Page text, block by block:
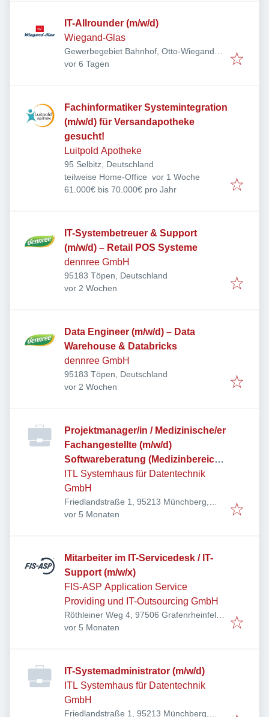
IT-Allrounder (m/w/d)
Wiegand-Glas
Gewerbegebiet Bahnhof, Otto-Wiegand-
Straße 9, 96361 Steinbach am Wald,
Veröffentlicht
vor 6 Tagen
Fachinformatiker Systemintegration
(m/w/d) für Versandapotheke
gesucht!
Luitpold Apotheke
95 Selbitz, Deutschland
teilweise Home-Office Veröffentlicht
vor 1 Woche
61.000€ bis 70.000€ pro Jahr
IT-Systembetreuer & Support
(m/w/d) – Retail POS Systeme
dennree GmbH
95183 Töpen, Deutschland
Veröffentlicht:
vor 2 Wochen
Data Engineer (m/w/d) – Data
Warehouse & Databricks
dennree GmbH
95183 Töpen, Deutschland
Veröffentlicht:
vor 2 Wochen
Projektmanager/in / Medizinische/er
Fachangestellte (m/w/d)
Softwareberatung (Medizinbereich)
mit Führungsverantwortung
ITL Systemhaus für Datentechnik
GmbH
Friedlandstraße 1, 95213 Münchberg,
Deutschland
Veröffentlicht:
vor 5 Monaten
Mitarbeiter im IT-Servicedesk / IT-
Support (m/w/x)
FIS-ASP Application Service
Providing und IT-Outsourcing GmbH
Röthleiner Weg 4, 97506 Grafenrheinfeld,
Deutschland
Veröffentlicht:
vor 5 Monaten
IT-Systemadministrator (m/w/d)
ITL Systemhaus für Datentechnik
GmbH
Friedlandstraße 1, 95213 Münchberg,